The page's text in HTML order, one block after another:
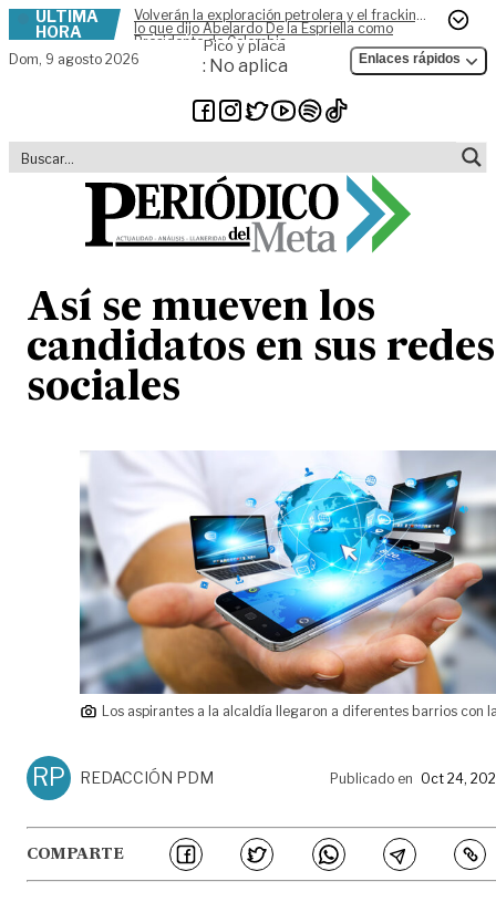
Skip to content
ÚLTIMA
HORA
Volverán la exploración petrolera y el fracking,
lo que dijo Abelardo De la Espriella como
Presidente de Colombia
Dom, 9 agosto 2026
Pico y placa
: No aplica Enlaces rápidos
Así se mueven los
candidatos en sus redes
sociales
Los aspirantes a la alcaldía llegaron a diferentes barrios con
RP REDACCIÓN PDM Publicado en Oct 24,
COMPARTE